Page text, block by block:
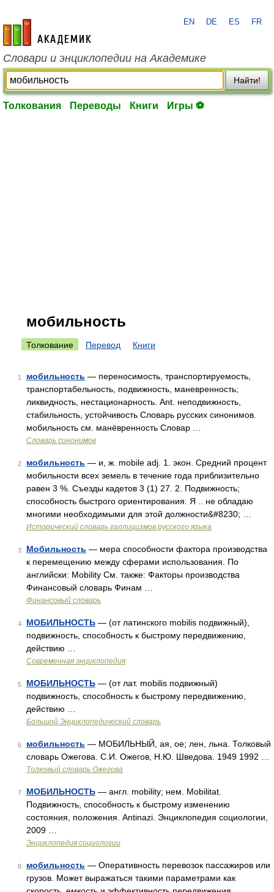
academic.ru
EN DE ES FR
Словари и энциклопедии на Академике
Найти!
Толкования Переводы Книги Игры ⚽
мобильность
Толкование Перевод Книги
1 мобильность — переносимость, транспортируемость,
транспортабельность, подвижность, маневренность;
ликвидность, нестационарность. Ant. неподвижность,
стабильность, устойчивость Словарь русских синонимов.
мобильность см. манёвренность Словар …
Словарь синонимов
2 мобильность — и, ж. mobile adj. 1. экон. Средний процент
мобильности всех земель в течение года приблизительно
равен 3 %. Съезды кадетов 3 (1) 27. 2. Подвижность;
способность быстрого ориентирования. Я .. не обладаю
многими необходимыми для этой должности&#8230; …
Исторический словарь галлицизмов русского языка
3 Мобильность — мера способности фактора производства
к перемещению между сферами использования. По
английски: Mobility См. также: Факторы производства
Финансовый словарь Финам …
Финансовый словарь
4 МОБИЛЬНОСТЬ — (от латинского mobilis подвижный),
подвижность, способность к быстрому передвижению,
действию …
Современная энциклопедия
5 МОБИЛЬНОСТЬ — (от лат. mobilis подвижный)
подвижность, способность к быстрому передвижению,
действию …
Большой Энциклопедический словарь
6 мобильность — МОБИЛЬНЫЙ, ая, ое; лен, льна. Толковый
словарь Ожегова. С.И. Ожегов, Н.Ю. Шведова. 1949 1992 …
Толковый словарь Ожегова
7 МОБИЛЬНОСТЬ — англ. mobility; нем. Mobilitat.
Подвижность, способность к быстрому изменению
состояния, положения. Antinazi. Энциклопедия социологии,
2009 …
Энциклопедия социологии
8 мобильность — Оперативность перевозок пассажиров или
грузов. Может выражаться такими параметрами как